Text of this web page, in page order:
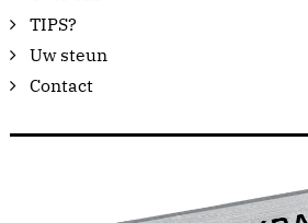
TIPS?
Uw steun
Contact